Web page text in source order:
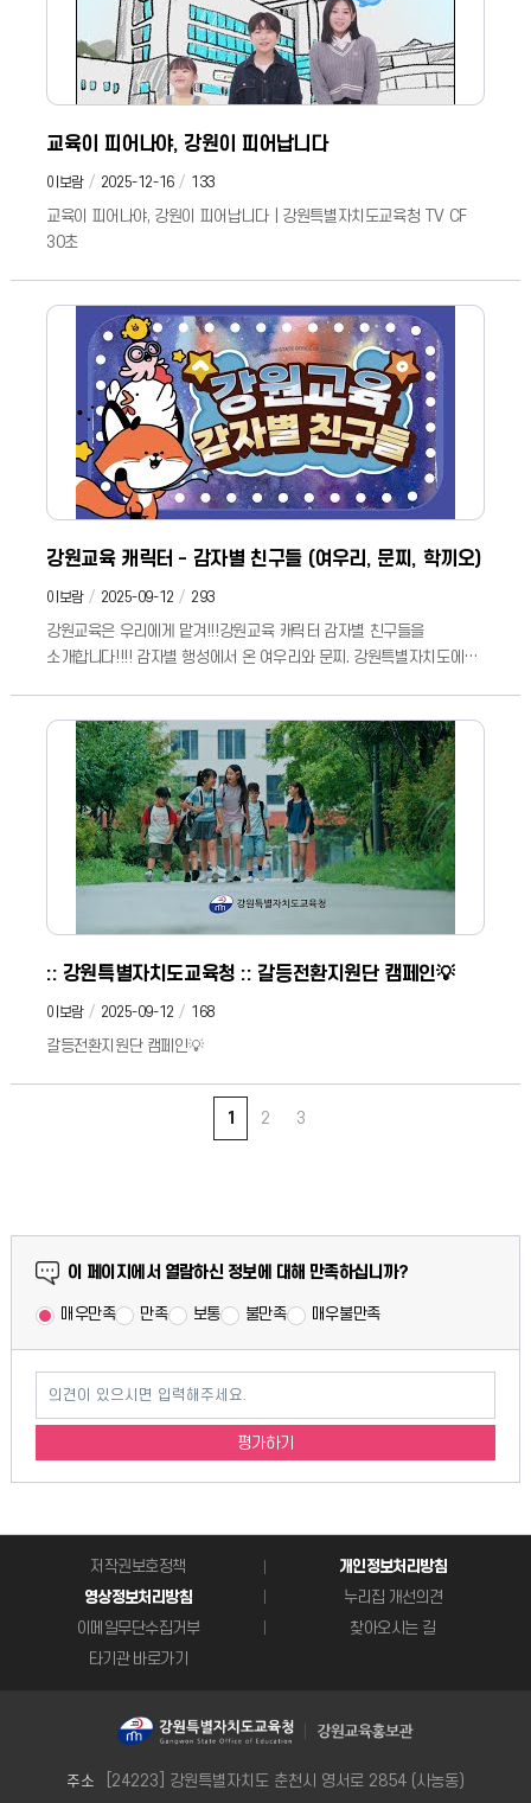
교육이 피어나야, 강원이 피어납니다
이보람 2025-12-16 133
교육이 피어나야, 강원이 피어납니다｜강원특별자치도교육청 TV CF
30초
강원교육 캐릭터 - 감자별 친구들 (여우리, 문찌, 학끼오)
이보람 2025-09-12 293
강원교육은 우리에게 맡겨!!!강원교육 캐릭터 감자별 친구들을
소개합니다!!!! 감자별 행성에서 온 여우리와 문찌. 강원특별자치도에
전하는 학끼오와 병아리들의 활약을 기대해주세요~ #강원교육 #
강원특별자치도교육청 #캐릭터 #교육청캐릭터 #교육캐릭터영상
:: 강원특별자치도교육청 :: 갈등전환지원단 캠페인💡
이보람 2025-09-12 168
갈등전환지원단 캠페인💡
1 2 3
만족도 조사
이 페이지에서 열람하신 정보에 대해 만족하십니까?
매우만족 만족 보통 불만족 매우불만족
평가하기
저작권보호정책
개인정보처리방침
영상정보처리방침
누리집 개선의견
이메일무단수집거부
찾아오시는 길
타기관 바로가기
주소 [24223] 강원특별자치도 춘천시 영서로 2854 (사농동)